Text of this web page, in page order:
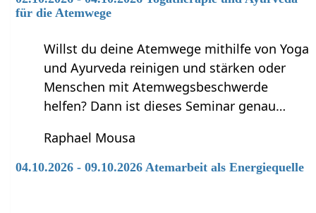
für die Atemwege
Willst du deine Atemwege mithilfe von Yoga
und Ayurveda reinigen und stärken oder
Menschen mit Atemwegsbeschwerde
helfen? Dann ist dieses Seminar genau…
Raphael Mousa
04.10.2026 - 09.10.2026 Atemarbeit als Energiequelle